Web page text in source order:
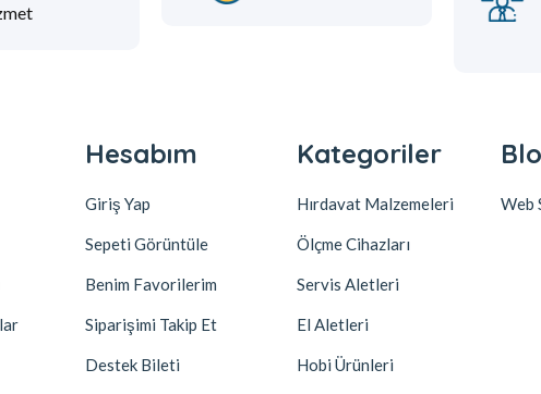
Hesabım
Giriş Yap
Sepeti Görüntüle
Benim Favorilerim
Siparişimi Takip Et
Destek Bileti
Kategoriler
Hırdavat Malzemeleri
Ölçme Cihazları
Servis Aletleri
El Aletleri
Hobi Ürünleri
Web